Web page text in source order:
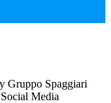
Gruppo Spaggiari
Media